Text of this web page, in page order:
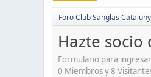
Foro Club Sanglas
Hazte socio
Formulario para
0 Miembros y 8